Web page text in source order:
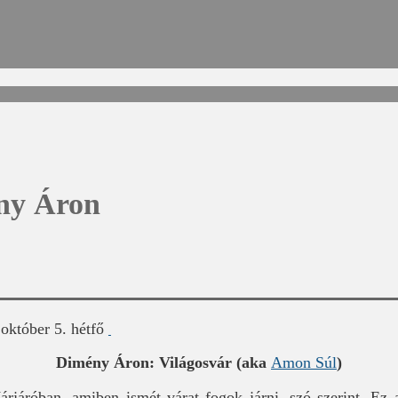
Áron
5. hétfő
Dimény Áron: Világosvár (aka Amon Súl)